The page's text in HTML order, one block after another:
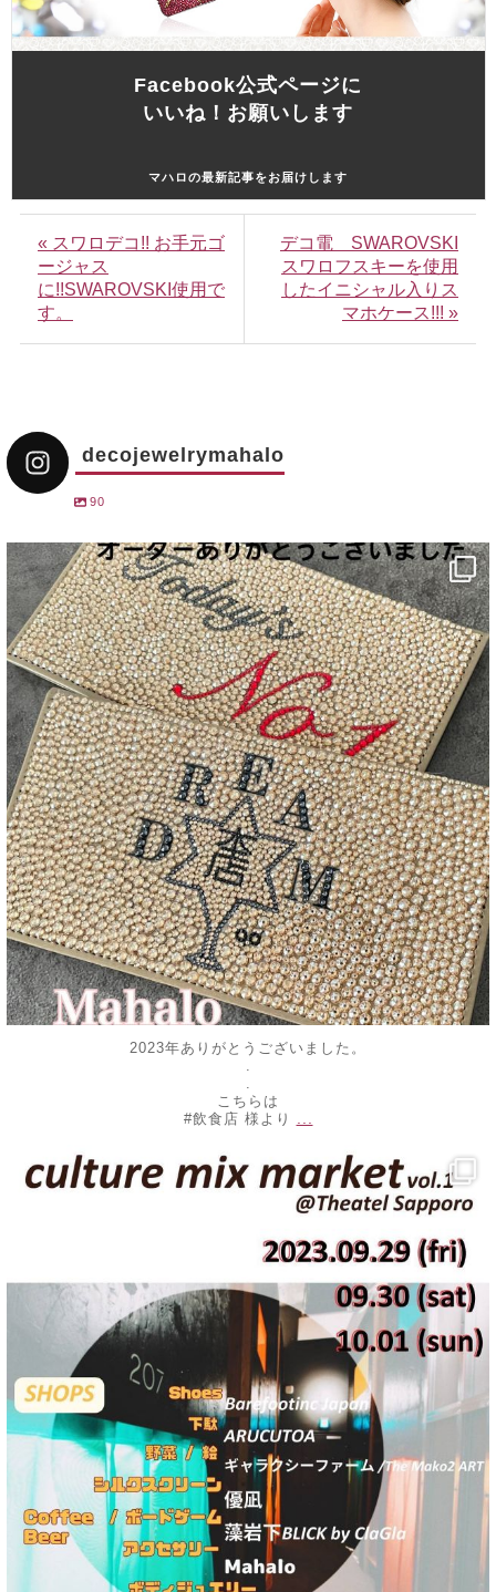
Facebook公式ページに
いいね！お願いします
マハロの最新記事をお届けします
« スワロデコ!! お手元ゴ
ージャス
に!!SWAROVSKI使用で
す。
デコ電 SWAROVSKI
スワロフスキーを使用
したイニシャル入りス
マホケース!!! »
decojewelrymahalo
90
decojewelrymahalo
12月 31
2023年ありがとうございました。
こちらは
#飲食店 様より
decojewelrymahalo